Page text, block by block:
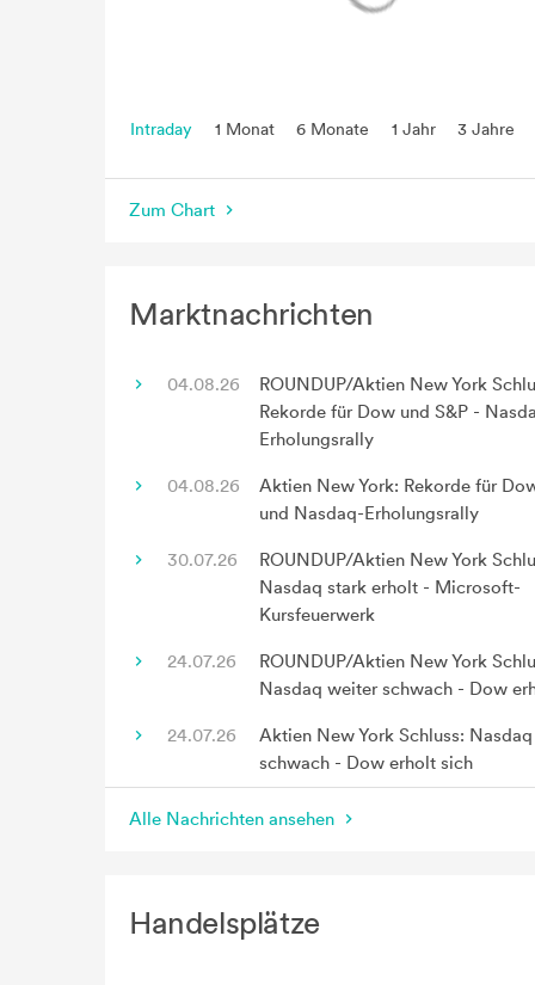
Intraday 1 Monat 6 Monate 1 Jahr 3 Jahre
Zum Chart
Marktnachrichten
04.08.26
ROUNDUP/Aktien New York
Rekorde für Dow und S&P -
Erholungsrally
04.08.26
Aktien New York: Rekorde für
und Nasdaq-Erholungsrally
30.07.26
ROUNDUP/Aktien New York
Nasdaq stark erholt - Microsoft-
Kursfeuerwerk
24.07.26
ROUNDUP/Aktien New York
Nasdaq weiter schwach - Dow
24.07.26
Aktien New York Schluss:
schwach - Dow erholt sich
Alle Nachrichten ansehen
Handelsplätze